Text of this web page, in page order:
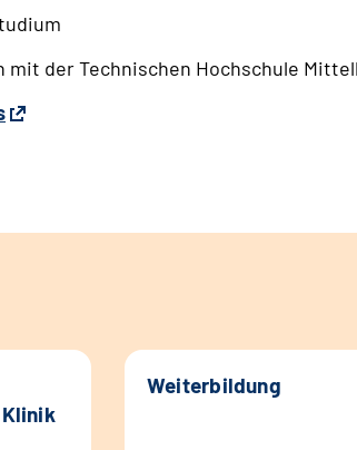
mit der Technischen Hochschule
Weiterbildung